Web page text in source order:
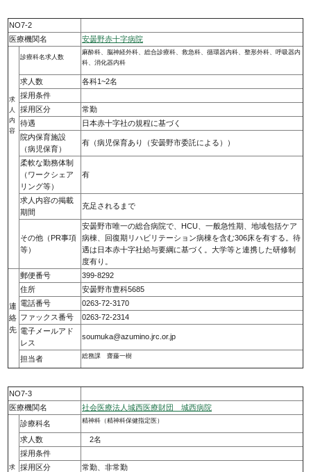
NO7-2
医療機関名
安曇野赤十字病院
求
人
内
容
診療科名求人数
麻酔科、脳神経外科、総合診療科、救急科、循環器内科、整形外科、呼吸器内
科、消化器内科
求人数
各科1~2名
採用条件
採用区分
常勤
待遇
日本赤十字社の規程に基づく
院内保育施設
（病児保育）
有（病児保育あり（安曇野市委託による））
柔軟な勤務体制
（ワークシェア
リング等）
有
求人内容の掲載
期間
充足されるまで
その他（PR事項
等）
安曇野市唯一の総合病院で、HCU、一般急性期、地域包括ケア
病棟、回復期リハビリテーション病棟を含む306床を有する。待
遇は日本赤十字社給与要綱に基づく。大学等と連携した研修制
度有り。
連
絡
先
郵便番号
399-8292
住所
安曇野市豊科5685
電話番号
0263-72-3170
ファックス番号
0263-72-2314
電子メールアド
レス
soumuka@azumino.jrc.or.jp
担当者 総務課 齋藤一樹
NO7-3
医療機関名
社会医療法人城西医療財団 城西病院
求
診療科名 精神科（精神科保健指定医）
求人数
2名
採用条件
採用区分
常勤、非常勤